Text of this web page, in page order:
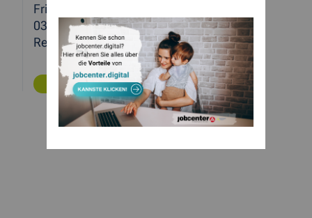
Fristen und Meldeverpflichtungen für den
03.03.2014 können am 04.03.2014 ohne
Rechtsnachteile nachgeholt werden.
ZURÜCK